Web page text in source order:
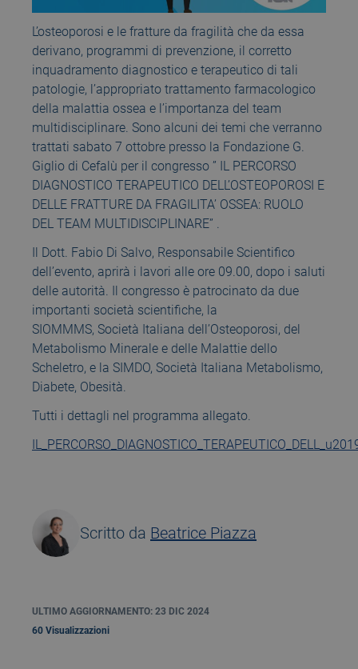
L’osteoporosi e le fratture da fragilità che da essa
derivano, programmi di prevenzione, il corretto
inquadramento diagnostico e terapeutico di tali
patologie, l’appropriato trattamento farmacologico
della malattia ossea e l’importanza del team
multidisciplinare. Sono alcuni dei temi che verranno
trattati sabato 7 ottobre presso la Fondazione G.
Giglio di Cefalù per il congresso ” IL PERCORSO
DIAGNOSTICO TERAPEUTICO DELL’OSTEOPOROSI E
DELLE FRATTURE DA FRAGILITA’ OSSEA: RUOLO
DEL TEAM MULTIDISCIPLINARE” .
Il Dott. Fabio Di Salvo, Responsabile Scientifico
dell’evento, aprirà i lavori alle ore 09.00, dopo i saluti
delle autorità. Il congresso è patrocinato da due
importanti società scientifiche, la
SIOMMMS, Società Italiana dell’Osteoporosi, del
Metabolismo Minerale e delle Malattie dello
Scheletro, e la SIMDO, Società Italiana Metabolismo,
Diabete, Obesità.
Tutti i dettagli nel programma allegato.
Scritto da Beatrice Piazza
ULTIMO AGGIORNAMENTO: 23 DIC 2024
60 Visualizzazioni